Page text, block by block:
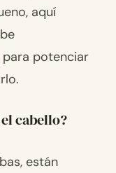
aquí
potenciar
cabello?
están